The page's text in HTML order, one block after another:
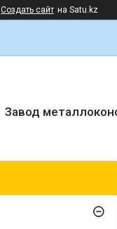
Создать сайт на Satu.kz
Завод